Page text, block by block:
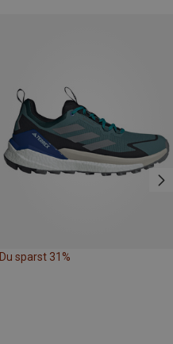
Du sparst 31%